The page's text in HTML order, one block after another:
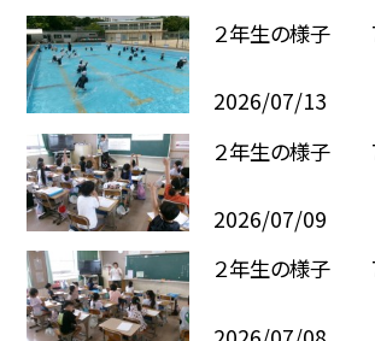
２年生の様子 7
2026/07/13
２年生の様子 7
2026/07/09
２年生の様子 7